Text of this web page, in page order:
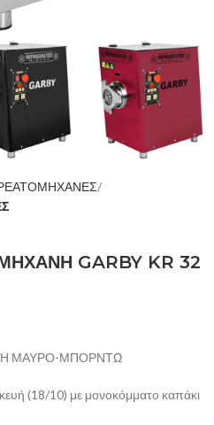
GARBY KR 32
ΜΑΥΡΟ-ΜΠΟΡΝΤΩ
(18/10) με μονοκόμματο καπάκι